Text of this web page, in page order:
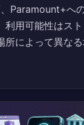
Paramount+へ
利用可能性はス
所によって異な